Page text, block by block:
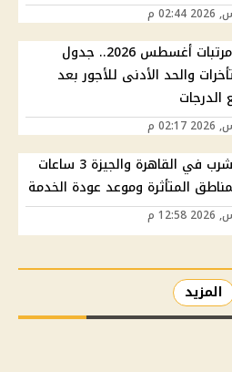
موعد صرف مرتبات أغسطس 2026.. جدول
والحد الأدنى للأجور بعد
الدرجات
قطع مياه الشرب في القاهرة والجيزة 3 ساعات
المتأثرة وموعد عودة الخدمة
المزيد